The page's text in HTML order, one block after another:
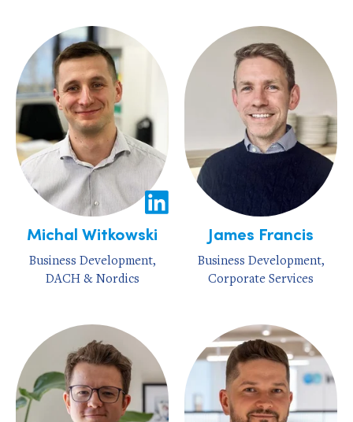
Michal Witkowski
Business Development,
DACH & Nordics
James Francis
Business Development,
Corporate Services